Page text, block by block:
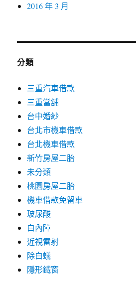
2016 年 3 月
分類
三重汽車借款
三重當舖
台中婚紗
台北市機車借款
台北機車借款
新竹房屋二胎
未分類
桃園房屋二胎
機車借款免留車
玻尿酸
白內障
近視雷射
除白蟻
隱形鐵窗